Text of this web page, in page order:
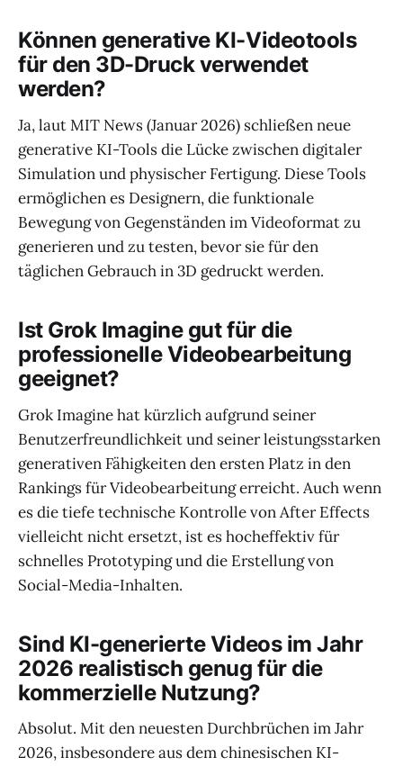
Können generative KI-Videotools
für den 3D-Druck verwendet
werden?
Ja, laut MIT News (Januar 2026) schließen neue
generative KI-Tools die Lücke zwischen digitaler
Simulation und physischer Fertigung. Diese Tools
ermöglichen es Designern, die funktionale
Bewegung von Gegenständen im Videoformat zu
generieren und zu testen, bevor sie für den
täglichen Gebrauch in 3D gedruckt werden.
Ist Grok Imagine gut für die
professionelle Videobearbeitung
geeignet?
Grok Imagine hat kürzlich aufgrund seiner
Benutzerfreundlichkeit und seiner leistungsstarken
generativen Fähigkeiten den ersten Platz in den
Rankings für Videobearbeitung erreicht. Auch wenn
es die tiefe technische Kontrolle von After Effects
vielleicht nicht ersetzt, ist es hocheffektiv für
schnelles Prototyping und die Erstellung von
Social-Media-Inhalten.
Sind KI-generierte Videos im Jahr
2026 realistisch genug für die
kommerzielle Nutzung?
Absolut. Mit den neuesten Durchbrüchen im Jahr
2026, insbesondere aus dem chinesischen KI-